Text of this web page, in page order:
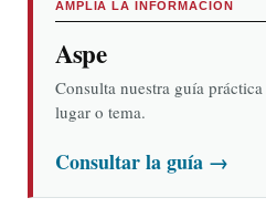
AMPLÍA LA INFORMACIÓN
Aspe
Consulta nuestra guía
lugar o tema.
Consultar la guía →